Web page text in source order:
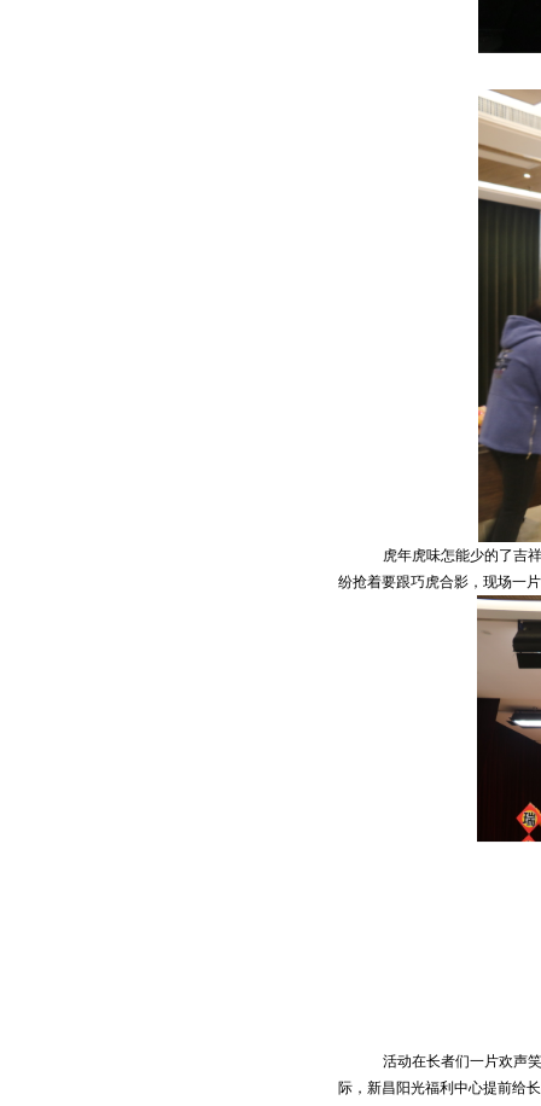
虎年虎味怎能少的了吉
纷抢着要跟巧虎合影，现场一
活动在长者们一片欢声
际，新昌阳光福利中心提前给